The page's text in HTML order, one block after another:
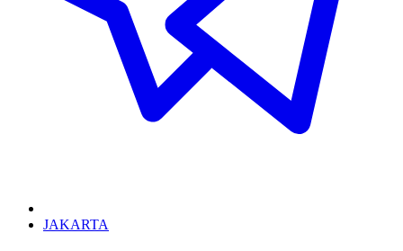
JAKARTA